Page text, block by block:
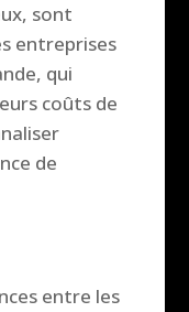
sont
entreprises
qui
coûts de
de
entre les